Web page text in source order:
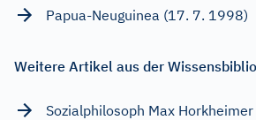
Papua-Neuguinea (17. 7. 1998)
Weitere Artikel aus der
Sozialphilosoph Max